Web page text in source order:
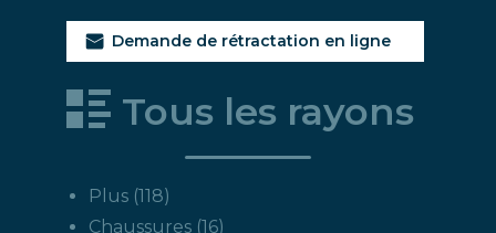
Demande de rétractation en ligne
Tous les rayons
Plus 118118
produits
Chaussures 1616